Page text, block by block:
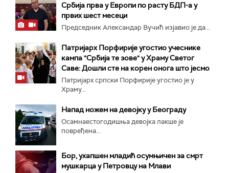
Србија прва у Европи по расту БДП-а у
првих шест месеци
Председник Александар Вучић изјавио је да...
Патријарх Порфирије угостио учеснике
кампа "Србија те зове" у Храму Светог
Саве: Дошли сте на корен онога што јесмо
Патријарх српски Порфирије угостио је у
Храму...
Напад ножем на девојку у Београду
Осамнаестогодишња девојка лакше је
повређена...
Бор, ухапшен младић осумњичен за смрт
мушкарца у Петровцу на Млави